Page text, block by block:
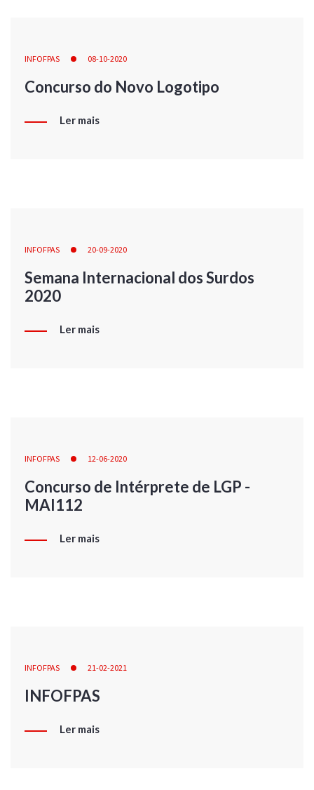
INFOFPAS 08-10-2020
Concurso do Novo Logotipo
Ler mais
INFOFPAS 20-09-2020
Semana Internacional dos Surdos
2020
Ler mais
INFOFPAS 12-06-2020
Concurso de Intérprete de LGP -
MAI112
Ler mais
INFOFPAS 21-02-2021
INFOFPAS
Ler mais